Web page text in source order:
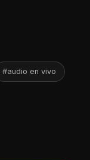
#audio en vivo